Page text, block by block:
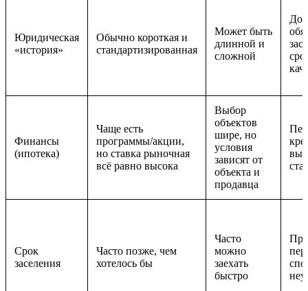
Юридическая
«история»
Обычно короткая и
стандартизированная
Может быть
длинной и
сложной
Финансы
(ипотека)
Чаще есть
программы/акции,
но ставка рыночная
всё равно высока
Выбор
объектов
шире, но
условия
зависят от
объекта и
продавца
Срок
заселения
Часто позже, чем
хотелось бы
Часто
можно
заехать
быстро